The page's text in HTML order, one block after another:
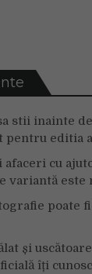
stii inainte
pentru editia
cu
variantă este
poate
și
îți